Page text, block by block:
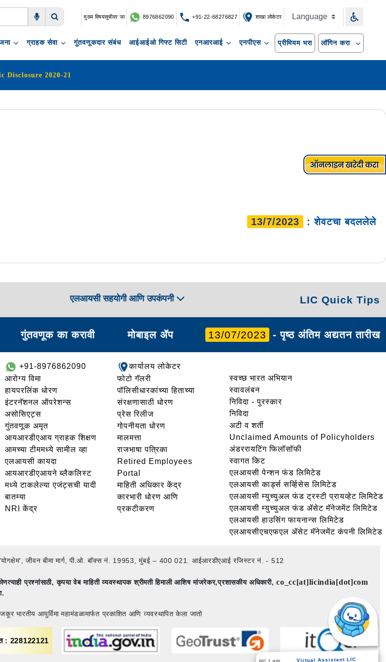
मुख्य विषयसूचीवर जा 8976862090 +91-22-68276827 शाखा लोकेटर
ग्राहक सेवा गुंतवणूकदार संबंध आईआईओ गिफ्ट सिटी एनआरआई एनपीएस प्रीमियम भरा लॉगिन करा
Disclosure 2020-21
13/7/2023 : शेवटचा बदललेले
एलआयसी सहयोगी आणि उपकंपनी LIC Quick Tips
गुंतवणूक का करावी मोबाइल ॲप 13/07/2023 - पृष्ठ अंतिम अद्यतन तारीख
+91-8976862090
आरोग्य विमा
हायपरलिंक धोरण
इंटरनॅशनल ऑपरेशन्स
असोसिएट्स
गुंतवणूक अमृत
आयआरडीएआय ग्राहक शिक्षण
आमच्या टीममध्ये सामील व्हा
एलआयसी कायदा
आयआरडीएआयने ब्लैकलिस्ट
मध्ये टाकलेल्या एजंट्सची यादी
बातम्या
NRI केंद्र
कार्यालय लोकेटर
फोटो गॅलरी
पॉलिसीधारकांच्या हिताच्या
संरक्षणासाठी धोरण
प्रेस रिलीज
गोपनीयता धोरण
मालमत्ता
राजभाषा पत्रिका
Retired Employees
Portal
माहिती अधिकार केंद्र
कारभारी धोरण आणि
प्रकटीकरण
स्वच्छ भारत अभियान
स्वावलंबन
निविदा - पुरस्कार
निविदा
अटी व शर्ती
Unclaimed Amounts of Policyholders
अंडररायटिंग फिलॉसॉफी
स्वागत किट
एलआयसी पेन्शन फंड लिमिटेड
एलआयसी कार्ड्स सर्व्हिसेस लिमिटेड
एलआयसी म्युच्युअल फंड ट्रस्टी प्रायव्हेट लिमिटेड
एलआयसी म्युच्युअल फंड ॲसेट मॅनेजमेंट लिमिटेड
एलआयसी हाउसिंग फायनान्स लिमिटेड
एलआयसीएचएफएल ॲसेट मॅनेजमेंट कंपनी लिमिटेड
'योगक्षेम', जीवन बीमा मार्ग, पी.ओ. बॉक्स नं. 19953, मुंबई – 400 021. आईआरडीएआई रजिस्टर नं. - 512
प्रश्नांसाठी, कृपया वेब माहिती व्यवस्थापक श्रीमती हिमाली आशिष मांजरेकर,प्रशासकीय अधिकारी, co_cc[at]licindia[dot]com
भारतीय आयुर्विमा महामंडळामार्फत प्रकाशित आणि व्यवस्थापित केला जातो
: 228122121